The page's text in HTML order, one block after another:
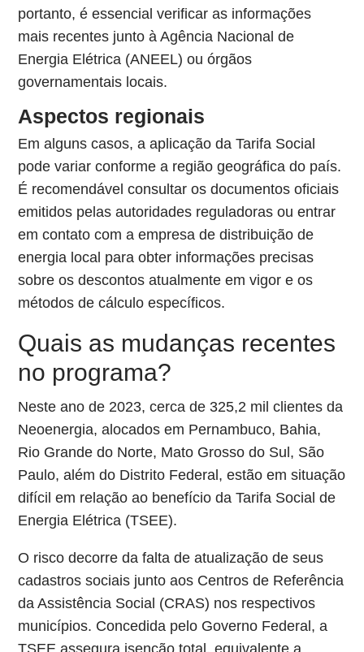
portanto, é essencial verificar as informações
mais recentes junto à Agência Nacional de
Energia Elétrica (ANEEL) ou órgãos
governamentais locais.
Aspectos regionais
Em alguns casos, a aplicação da Tarifa Social
pode variar conforme a região geográfica do país.
É recomendável consultar os documentos oficiais
emitidos pelas autoridades reguladoras ou entrar
em contato com a empresa de distribuição de
energia local para obter informações precisas
sobre os descontos atualmente em vigor e os
métodos de cálculo específicos.
Quais as mudanças recentes
no programa?
Neste ano de 2023, cerca de 325,2 mil clientes da
Neoenergia, alocados em Pernambuco, Bahia,
Rio Grande do Norte, Mato Grosso do Sul, São
Paulo, além do Distrito Federal, estão em situação
difícil em relação ao benefício da Tarifa Social de
Energia Elétrica (TSEE).
O risco decorre da falta de atualização de seus
cadastros sociais junto aos Centros de Referência
da Assistência Social (CRAS) nos respectivos
municípios. Concedida pelo Governo Federal, a
TSEE assegura isenção total, equivalente a